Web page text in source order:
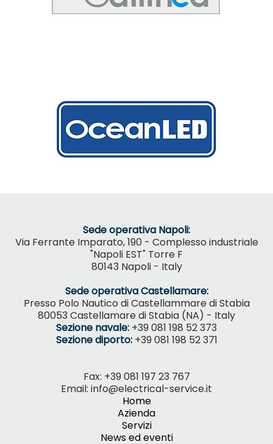
Sede operativa Napoli:
Via Ferrante Imparato, 190 - Complesso industriale
"Napoli EST" Torre F
80143 Napoli - Italy
Sede operativa Castellamare:
Presso Polo Nautico di Castellammare di Stabia
80053 Castellamare di Stabia (NA) - Italy
Sezione navale: +39 081 198 52 373
Sezione diporto:+39 081 198 52 371
Fax: +39 081 197 23 767
Email: info@electrical-service.it
Home
Azienda
Servizi
News ed eventi